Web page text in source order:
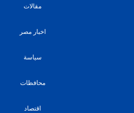
مقالات
اخبار مصر
سياسة
محافظات
اقتصاد